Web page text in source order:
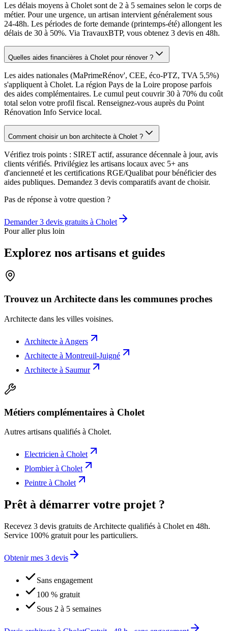
Les délais moyens à Cholet sont de 2 à 5 semaines selon le corps de
métier. Pour une urgence, un artisan intervient généralement sous
24-48h. Les périodes de forte demande (printemps-été) allongent les
délais de 30 à 50%. Via TravauxBTP, vous obtenez 3 devis en 48h.
Quelles aides financières à Cholet pour rénover ?
Les aides nationales (MaPrimeRénov', CEE, éco-PTZ, TVA 5,5%)
s'appliquent à Cholet. La région Pays de la Loire propose parfois
des aides complémentaires. Le cumul peut couvrir 30 à 70% du coût
total selon votre profil fiscal. Renseignez-vous auprès du Point
Rénovation Info Service local.
Comment choisir un bon architecte à Cholet ?
Vérifiez trois points : SIRET actif, assurance décennale à jour, avis
clients vérifiés. Privilégiez les artisans locaux avec 5+ ans
d'ancienneté et les certifications RGE/Qualibat pour bénéficier des
aides publiques. Demandez 3 devis comparatifs avant de choisir.
Pas de réponse à votre question ?
Demander 3 devis gratuits à Cholet
Pour aller plus loin
Explorez nos artisans et guides
Trouvez un Architecte dans les communes proches
Architecte dans les villes voisines.
Architecte à Angers
Architecte à Montreuil-Juigné
Architecte à Saumur
Métiers complémentaires à Cholet
Autres artisans qualifiés à Cholet.
Electricien à Cholet
Plombierà Cholet
Peintre à Cholet
Prêt à démarrer votre projet ?
Recevez 3 devis gratuits de Architecte qualifiés à Cholet en 48h.
Service 100% gratuit pour les particuliers.
Obtenir mes 3 devis
Sans engagement
100 % gratuit
Sous 2 à 5 semaines